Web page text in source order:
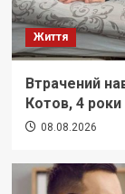
Життя
Втрачений
Котов, 4 роки
08.08.2026